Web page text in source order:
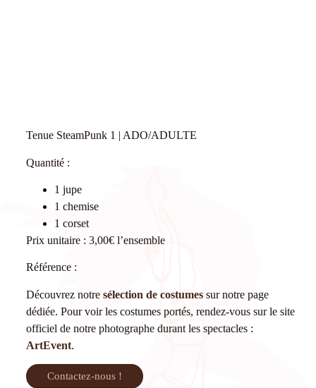
Tenue SteamPunk 1 | ADO/ADULTE
Quantité :
1 jupe
1 chemise
1 corset
Prix unitaire : 3,00€ l’ensemble
Référence :
Découvrez notre sélection de costumessur notre page
dédiée. Pour voir les costumes portés, rendez-vous sur le site
officiel de notre photographe durant les spectacles :
ArtEvent.
Contactez-nous !